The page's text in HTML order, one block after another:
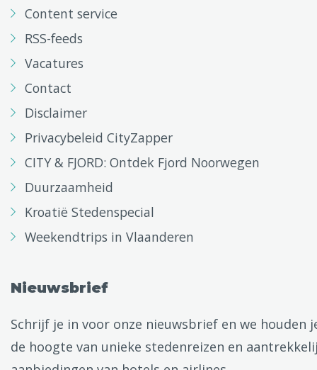
Content service
RSS-feeds
Vacatures
Contact
Disclaimer
Privacybeleid CityZapper
CITY & FJORD: Ontdek Fjord Noorwegen
Duurzaamheid
Kroatië Stedenspecial
Weekendtrips in Vlaanderen
Nieuwsbrief
Schrijf je in voor onze nieuwsbrief en we houden
de hoogte van unieke stedenreizen en